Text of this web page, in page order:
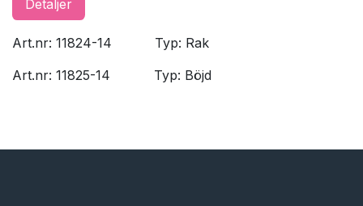
Detaljer
Art.nr: 11824-14
​Typ: Rak
Art.nr: 11825-14
​Typ: Böjd